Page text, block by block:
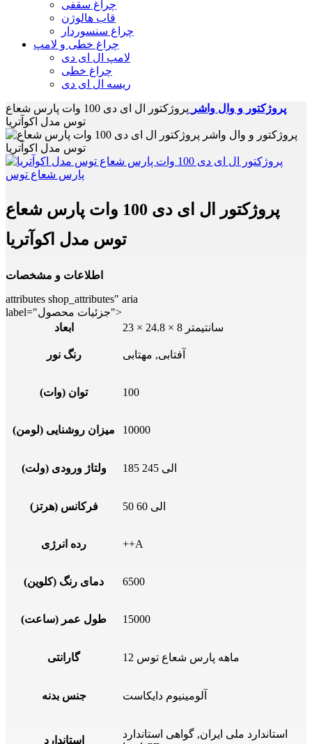
چراغ سقفی
قاب هالوژن
چراغ سنسوردار
چراغ خطی و لامپ
لامپ ال ای دی
چراغ خطی
ریسه ال ای دی
پروژکتور و وال واشر
پروژکتور ال ای دی 100 وات پارس شعاع
توس مدل اکوآتریا
پروژکتور ال ای دی 100 وات پارس شعاع
توس مدل اکوآتریا
اطلاعات و مشخصات
attributes shop_attributes" aria
label="جزئیات محصول">
ابعاد
23 × 24.8 × 8 سانتیمتر
رنگ نور آفتابی, مهتابی
توان (وات) 100
میزان روشنایی (لومن) 10000
ولتاژ ورودی (ولت) 185 الی 245
فرکانس (هرتز) 50 الی 60
رده انرژی ++A
دمای رنگ (کلوین) 6500
طول عمر (ساعت) 15000
گارانتی 12 ماهه پارس شعاع توس
جنس بدنه آلومینیوم دایکاست
استاندارد
استاندارد ملی ایران, گواهی استاندارد